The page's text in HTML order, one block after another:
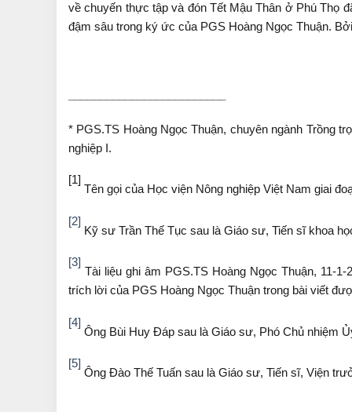
về chuyến thực tập và đón Tết Mậu Thân ở Phú Thọ
đậm sâu trong ký ức của PGS Hoàng Ngọc Thuận.
* PGS.TS Hoàng Ngọc Thuận, chuyên ngành Trồng
nghiệp I.
[1]
Tên gọi của Học viện Nông nghiệp Việt Nam giai
[2]
Kỹ sư Trần Thế Tục sau là Giáo sư, Tiến sĩ khoa
[3]
Tài liệu ghi âm PGS.TS Hoàng Ngọc Thuận, 11-
trích lời của PGS Hoàng Ngọc Thuận trong bài viết
[4]
Ông Bùi Huy Đáp sau là Giáo sư, Phó Chủ nhiệm
[5]
Ông Đào Thế Tuấn sau là Giáo sư, Tiến sĩ, Viện